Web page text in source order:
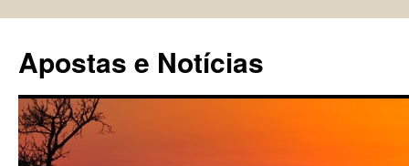
conteúdo
Apostas e Notícias